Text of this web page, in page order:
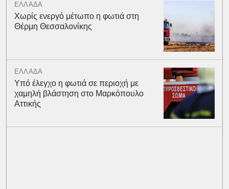
ΕΛΛΑΔΑ
Χωρίς ενεργό μέτωπο η φωτιά στη
Θέρμη Θεσσαλονίκης
ΕΛΛΑΔΑ
Υπό έλεγχο η φωτιά σε περιοχή με
χαμηλή βλάστηση στο Μαρκόπουλο
Αττικής